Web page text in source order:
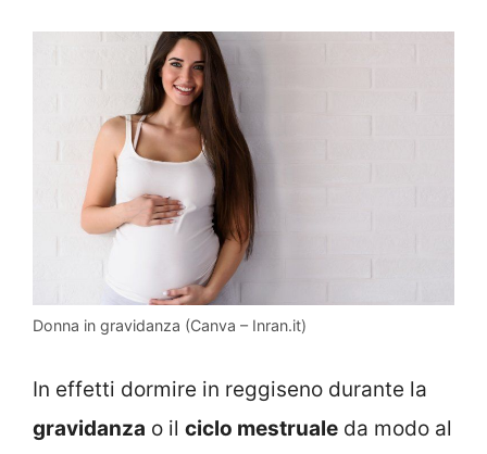
Donna in gravidanza (Canva – Inran.it)
In effetti dormire in reggiseno durante la
gravidanza o il ciclo mestruale da modo al